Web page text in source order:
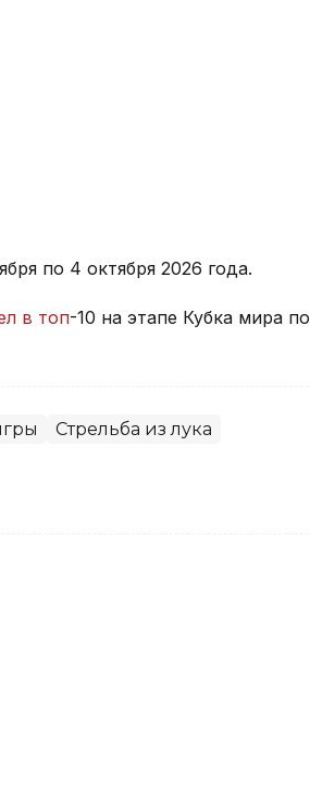
по 4 октября 2026 года.
в топ-10 на этапе Кубка мира по
Стрельба из лука